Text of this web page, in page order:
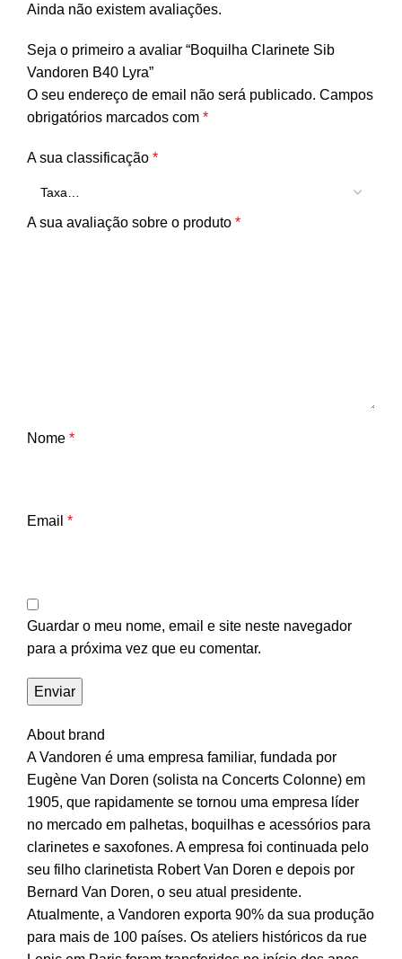
Ainda não existem avaliações.
Seja o primeiro a avaliar “Boquilha Clarinete Sib
Vandoren B40 Lyra”
O seu endereço de email não será publicado. Campos
obrigatórios marcados com *
A sua classificação *
A sua avaliação sobre o produto *
Nome *
Email *
Guardar o meu nome, email e site neste navegador
para a próxima vez que eu comentar.
About brand
A Vandoren é uma empresa familiar, fundada por
Eugène Van Doren (solista na Concerts Colonne) em
1905, que rapidamente se tornou uma empresa líder
no mercado em palhetas, boquilhas e acessórios para
clarinetes e saxofones. A empresa foi continuada pelo
seu filho clarinetista Robert Van Doren e depois por
Bernard Van Doren, o seu atual presidente.
Atualmente, a Vandoren exporta 90% da sua produção
para mais de 100 países. Os ateliers históricos da rue